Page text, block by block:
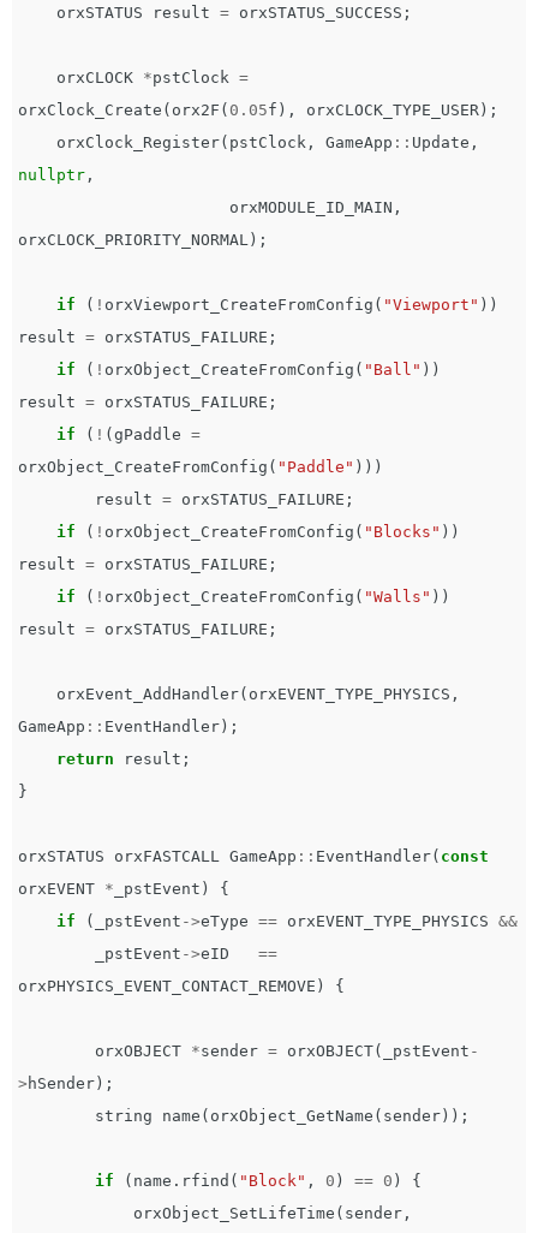
orxSTATUS
result = orxSTATUS_SUCCESS ;
orxCLOCK *pstClock =
orxClock_Create ( orx2F ( 0.05f ), orxCLOCK_TYPE_USER );
orxClock_Register( pstClock , GameApp :: Update ,
nullptr ,
orxMODULE_ID_MAIN ,
orxCLOCK_PRIORITY_NORMAL );
if ( ! orxViewport_CreateFromConfig ( "Viewport" ))
result = orxSTATUS_FAILURE ;
if
( ! orxObject_CreateFromConfig ( "Ball" ))
result = orxSTATUS_FAILURE ;
if
( ! ( gPaddle =
orxObject_CreateFromConfig ( "Paddle" )))
result = orxSTATUS_FAILURE ;
if
( ! orxObject_CreateFromConfig ( "Blocks" ))
result = orxSTATUS_FAILURE ;
if
( ! orxObject_CreateFromConfig ( "Walls" ))
result = orxSTATUS_FAILURE ;
orxEvent_AddHandler( orxEVENT_TYPE_PHYSICS ,
GameApp :: EventHandler );
return
result ;
}
orxSTATUS orxFASTCALL GameApp :: EventHandler( const
orxEVENT * _pstEvent )
{
if
( _pstEvent ->eType == orxEVENT_TYPE_PHYSICS &&
_pstEvent ->eID
==
orxPHYSICS_EVENT_CONTACT_REMOVE ) {
orxOBJECT *sender = orxOBJECT( _pstEvent -
> hSender );
string
name ( orxObject_GetName ( sender ));
if ( name . rfind ( "Block" , 0 ) == 0 )
{
orxObject_SetLifeTime ( sender ,